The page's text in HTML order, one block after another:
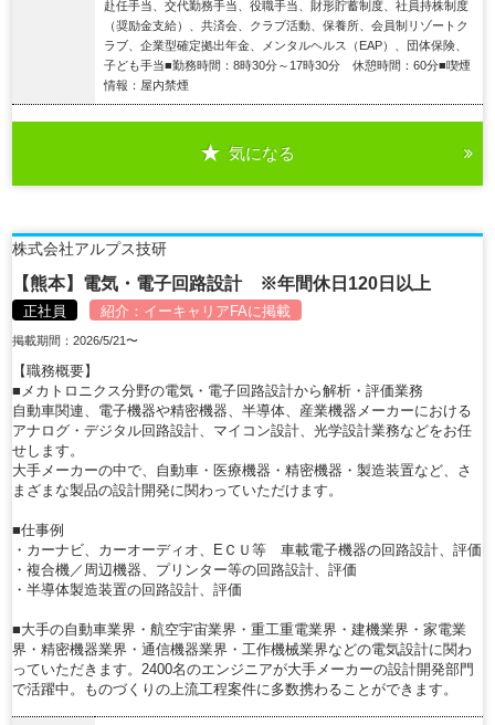
赴任手当、交代勤務手当、役職手当、財形貯蓄制度、社員持株制度
（奨励金支給）、共済会、クラブ活動、保養所、会員制リゾートク
ラブ、企業型確定拠出年金、メンタルヘルス（EAP）、団体保険、
子ども手当■勤務時間：8時30分～17時30分 休憩時間：60分■喫煙
情報：屋内禁煙
気になる
株式会社アルプス技研
【熊本】電気・電子回路設計 ※年間休日120日以上
正社員 紹介： イーキャリアFAに掲載
掲載期間：2026/5/21〜
【職務概要】
■メカトロニクス分野の電気・電子回路設計から解析・評価業務
自動車関連、電子機器や精密機器、半導体、産業機器メーカーにおける
アナログ・デジタル回路設計、マイコン設計、光学設計業務などをお任
せします。
大手メーカーの中で、自動車・医療機器・精密機器・製造装置など、さ
まざまな製品の設計開発に関わっていただけます。
■仕事例
・カーナビ、カーオーディオ、EＣＵ等 車載電子機器の回路設計、評価
・複合機／周辺機器、プリンター等の回路設計、評価
・半導体製造装置の回路設計、評価
■大手の自動車業界・航空宇宙業界・重工重電業界・建機業界・家電業
界・精密機器業界・通信機器業界・工作機械業界などの電気設計に関わ
っていただきます。2400名のエンジニアが大手メーカーの設計開発部門
で活躍中。ものづくりの上流工程案件に多数携わることができます。